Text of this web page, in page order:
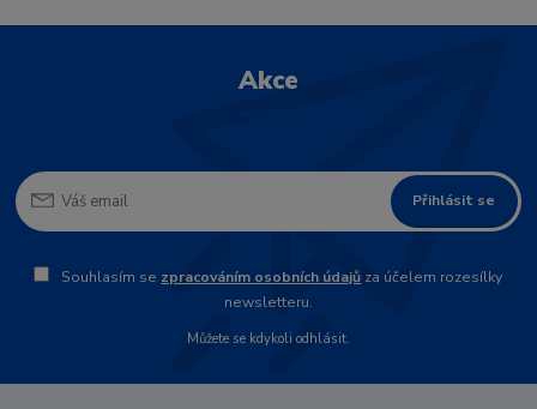
Akce
Přihlásit se
Souhlasím se zpracováním osobních údajů za účelem rozesílky
newsletteru.
Můžete se kdykoli odhlásit.